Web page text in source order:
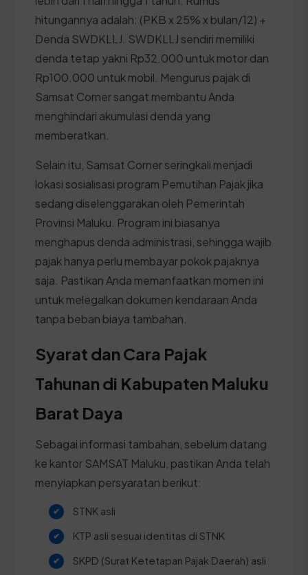
hitungannya adalah: (PKB x 25% x bulan/12) +
Denda SWDKLLJ. SWDKLLJ sendiri memiliki
denda tetap yakni Rp32.000 untuk motor dan
Rp100.000 untuk mobil. Mengurus pajak di
Samsat Corner sangat membantu Anda
menghindari akumulasi denda yang
memberatkan.
Selain itu, Samsat Corner seringkali menjadi
lokasi sosialisasi program Pemutihan Pajak jika
sedang diselenggarakan oleh Pemerintah
Provinsi Maluku. Program ini biasanya
menghapus denda administrasi, sehingga wajib
pajak hanya perlu membayar pokok pajaknya
saja. Pastikan Anda memanfaatkan momen ini
untuk melegalkan dokumen kendaraan Anda
tanpa beban biaya tambahan.
Syarat dan Cara Pajak
Tahunan di Kabupaten Maluku
Barat Daya
Sebagai informasi tambahan, sebelum datang
ke kantor SAMSAT Maluku, pastikan Anda telah
menyiapkan persyaratan berikut:
STNK asli
KTP asli sesuai identitas di STNK
SKPD (Surat Ketetapan Pajak Daerah) asli